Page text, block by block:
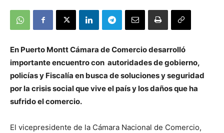
En Puerto Montt Cámara de Comercio desarrolló
importante encuentro con autoridades de gobierno,
policías y Fiscalía en busca de soluciones y seguridad
por la crisis social que vive el país y los daños que ha
sufrido el comercio.
El vicepresidente de la Cámara Nacional de Comercio,